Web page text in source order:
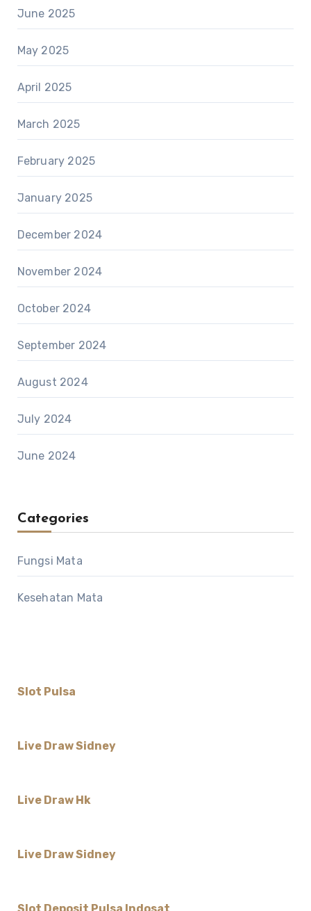
June 2025
May 2025
April 2025
March 2025
February 2025
January 2025
December 2024
November 2024
October 2024
September 2024
August 2024
July 2024
June 2024
Categories
Fungsi Mata
Kesehatan Mata
Slot Pulsa
Live Draw Sidney
Live Draw Hk
Live Draw Sidney